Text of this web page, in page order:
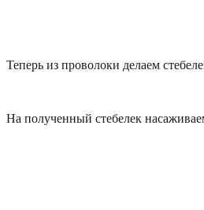
Теперь из проволоки делаем
На полученный стебелек